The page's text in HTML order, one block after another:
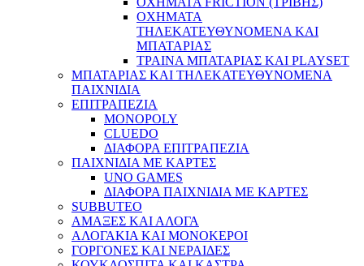
ΟΧΗΜΑΤΑ
ΤΗΛΕΚΑΤΕΥΘΥΝΟΜΕΝΑ ΚΑΙ
ΜΠΑΤΑΡΙΑΣ
ΤΡΑΙΝΑ ΜΠΑΤΑΡΙΑΣ ΚΑΙ PLAYSET
ΜΠΑΤΑΡΙΑΣ ΚΑΙ ΤΗΛΕΚΑΤΕΥΘΥΝΟΜΕΝΑ
ΠΑΙΧΝΙΔΙΑ
ΕΠΙΤΡΑΠΕΖΙΑ
MONOPOLY
CLUEDO
ΔΙΑΦΟΡΑ ΕΠΙΤΡΑΠΕΖΙΑ
ΠΑΙΧΝΙΔΙΑ ΜΕ ΚΑΡΤΕΣ
UNO GAMES
ΔΙΑΦΟΡΑ ΠΑΙΧΝΙΔΙΑ ΜΕ ΚΑΡΤΕΣ
SUBBUTEO
ΑΜΑΞΕΣ ΚΑΙ ΑΛΟΓΑ
ΑΛΟΓΑΚΙΑ ΚΑΙ ΜΟΝΟΚΕΡΟΙ
ΓΟΡΓΟΝΕΣ ΚΑΙ ΝΕΡΑΙΔΕΣ